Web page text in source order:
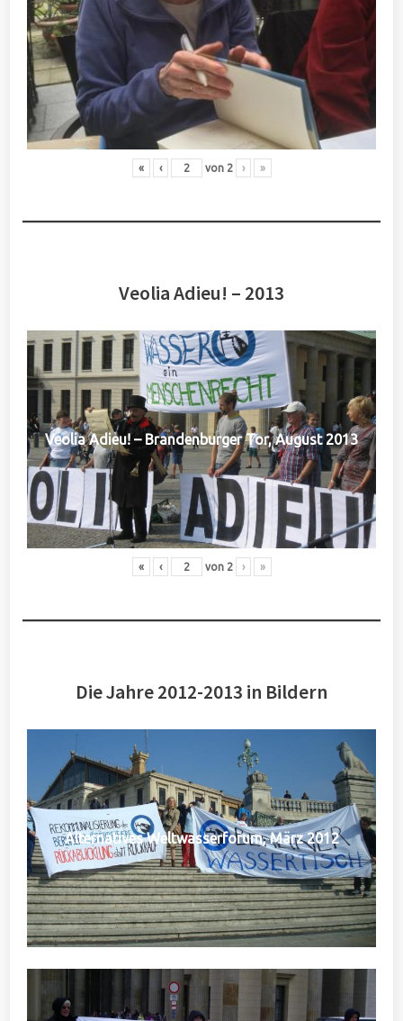
« ‹ von 2 › »
Veolia Adieu! – 2013
Veolia Adieu! – Brandenburger Tor, August 2013
« ‹ von 2 › »
Die Jahre 2012-2013 in Bildern
Alternatives Weltwasserforum, März 2012